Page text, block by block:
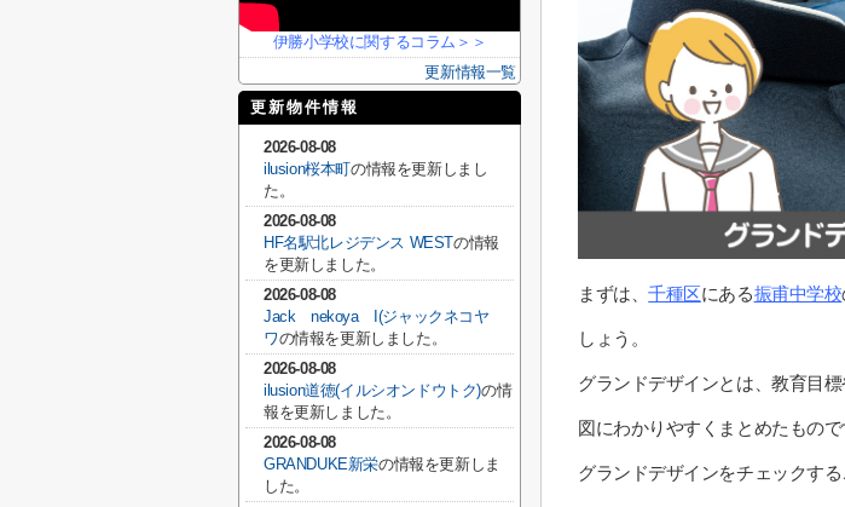
まずは、千種区にある振甫中学校
しょう。
グランドデザインとは、教育目
図にわかりやすくまとめたもので
グランドデザインをチェックす
伊勝小学校に関するコラム＞＞
更新情報一覧
更新物件情報
2026-08-08
ilusion桜本町の情報を更新しまし
た。
2026-08-08
HF名駅北レジデンス WESTの情報
を更新しました。
2026-08-08
Jack nekoya I(ジャックネコヤ
ワの情報を更新しました。
2026-08-08
ilusion道徳(イルシオンドウトク)の情
報を更新しました。
2026-08-08
GRANDUKE新栄の情報を更新しま
した。